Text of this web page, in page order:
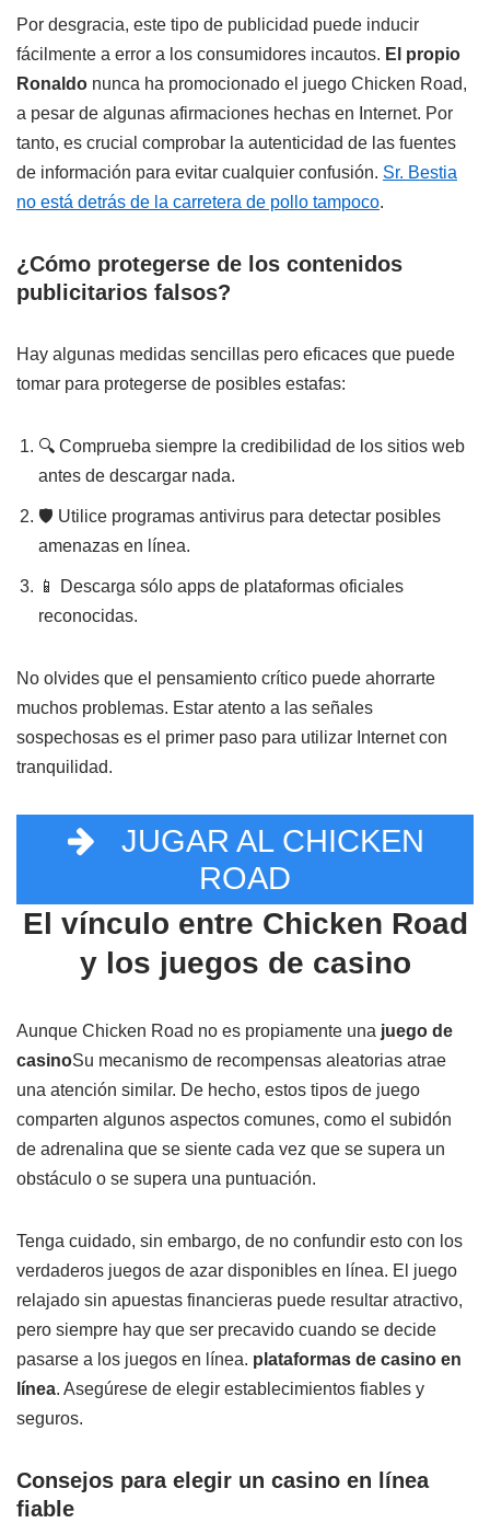
Por desgracia, este tipo de publicidad puede inducir
fácilmente a error a los consumidores incautos. El propio
Ronaldo nunca ha promocionado el juego Chicken Road,
a pesar de algunas afirmaciones hechas en Internet. Por
tanto, es crucial comprobar la autenticidad de las fuentes
de información para evitar cualquier confusión. Sr. Bestia
no está detrás de la carretera de pollo tampoco.
¿Cómo protegerse de los contenidos
publicitarios falsos?
Hay algunas medidas sencillas pero eficaces que puede
tomar para protegerse de posibles estafas:
🔍 Comprueba siempre la credibilidad de los sitios web
antes de descargar nada.
🛡️ Utilice programas antivirus para detectar posibles
amenazas en línea.
📱 Descarga sólo apps de plataformas oficiales
reconocidas.
No olvides que el pensamiento crítico puede ahorrarte
muchos problemas. Estar atento a las señales
sospechosas es el primer paso para utilizar Internet con
tranquilidad.
JUGAR AL CHICKEN
ROAD
El vínculo entre Chicken Road
y los juegos de casino
Aunque Chicken Road no es propiamente una juego de
casinoSu mecanismo de recompensas aleatorias atrae
una atención similar. De hecho, estos tipos de juego
comparten algunos aspectos comunes, como el subidón
de adrenalina que se siente cada vez que se supera un
obstáculo o se supera una puntuación.
Tenga cuidado, sin embargo, de no confundir esto con los
verdaderos juegos de azar disponibles en línea. El juego
relajado sin apuestas financieras puede resultar atractivo,
pero siempre hay que ser precavido cuando se decide
pasarse a los juegos en línea. plataformas de casino en
línea. Asegúrese de elegir establecimientos fiables y
seguros.
Consejos para elegir un casino en línea
fiable